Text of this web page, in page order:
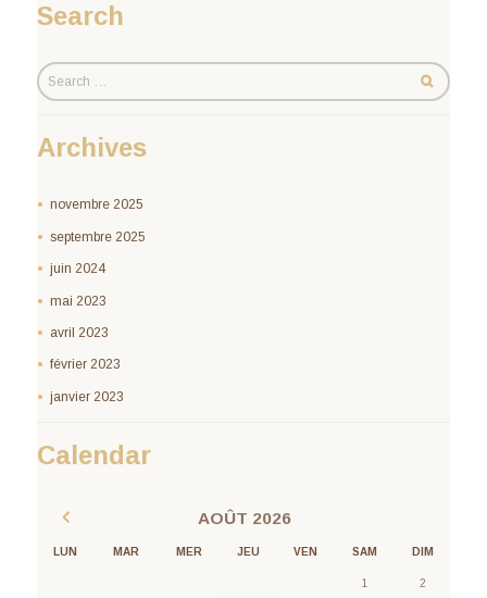
Search
Archives
novembre 2025
septembre 2025
juin 2024
mai 2023
avril 2023
février 2023
janvier 2023
Calendar
AOÛT 2026
LUN MAR MER JEU VEN SAM DIM
1 2